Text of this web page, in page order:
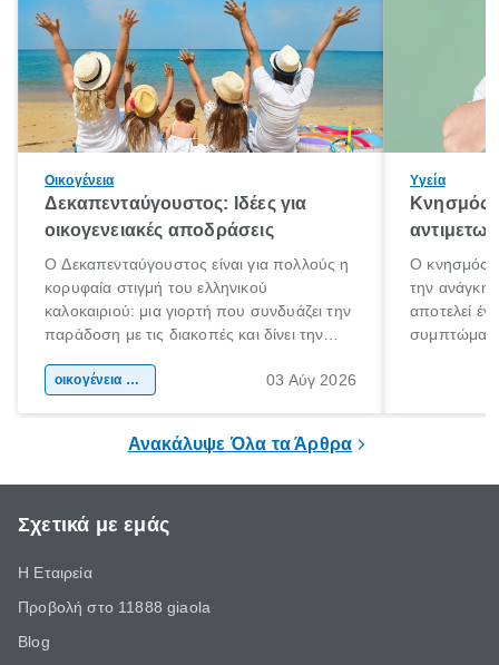
Οικογένεια
Δεκαπενταύγουστος: Ιδέες για
οικογενειακές αποδράσεις
Ο Δεκαπενταύγουστος είναι για πολλούς η
κορυφαία στιγμή του ελληνικού
καλοκαιριού: μια γιορτή που συνδυάζει την
παράδοση με τις διακοπές και δίνει την
χώρας. Είτε πρόκειται για λίγες μέρες
οικογένεια & παιδί 03 Αύγ 2026
Υγεία
Κνησμός:
Ο κνησμός
την ανάγκη
αποτελεί
Ανακάλυψε Όλα τα Άρθρα
Σχετικά με εμάς
Η Εταιρεία
Προβολή στο 11888 giaola
Blog